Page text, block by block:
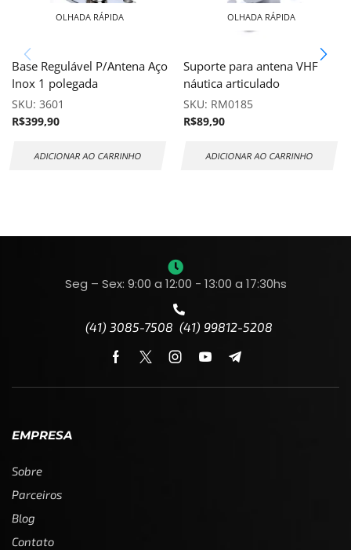
OLHADA RÁPIDA
Base Regulável P/Antena Aço
Inox 1 polegada
SKU: 3601
R$399,90
ADICIONAR AO CARRINHO
OLHADA RÁPIDA
Suporte para antena VHF
náutica articulado
SKU: RM0185
R$89,90
ADICIONAR AO CARRINHO
Seg – Sex: 9:00 a 12:00 - 13:00 a 17:30hs
(41) 3085-7508 (41) 99812-5208
EMPRESA
Sobre
Parceiros
Blog
Contato